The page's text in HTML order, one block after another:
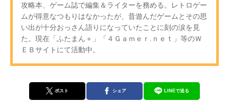
攻略本、ゲーム誌で編集＆ライターを務める。レトロゲー
ムが得意なつもりはなかったが、昔遊んだゲームとその思
い出が十分おっさん語りになっていたことに刻の涙を見
た。現在「ふたまん＋」「４Ｇａｍｅｒ.ｎｅｔ」等のＷ
ＥＢサイトにて活動中。
ポスト シェア LINEで送る